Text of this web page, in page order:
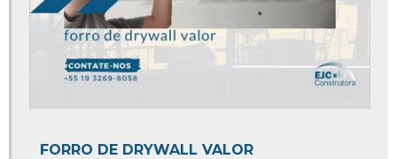
Implantação de obra
Instalação de forro drywall preço
Instalação de parede de drywall
Orçamento construção por m2
FORRO DE DRYWALL VALOR